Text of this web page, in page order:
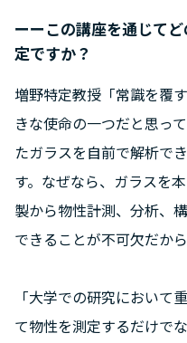
ーーこの講座を通じて
定ですか？
増野特定教授「常識を覆
きな使命の一つだと思っ
たガラスを自前で解析で
す。なぜなら、ガラスを
製から物性計測、分析、
できることが不可欠だから
「大学での研究において
て物性を測定するだけで